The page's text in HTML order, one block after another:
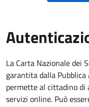
La Carta Nazionale dei
garantita dalla
permette al cittadino
servizi online. Può